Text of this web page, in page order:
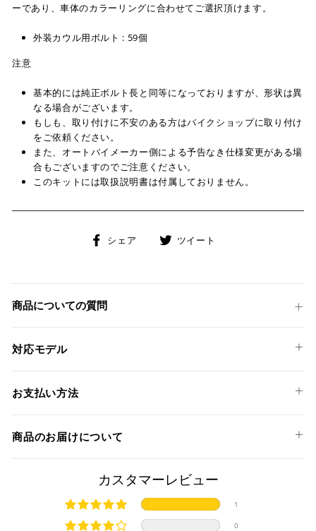
ーであり、車体のカラーリングに合わせてご選択頂けます。
外装カウル用ボルト : 59個
注意
基本的には純正ボルト長と同等になっておりますが、形状は異
なる場合がございます。
もしも、取り付けに不安のある方はバイクショップに取り付け
をご依頼ください。
また、オートバイメーカー側による予告なき仕様変更がある場
合もございますのでご注意ください。
このキットには取扱説明書は付属しておりません。
シェア
Facebook
ェ
る
ツイート
稿
商品についての質問
対応モデル
HONDA
CBR600RR '07-08
お支払い方法
クレジットカード
上記クレジットカードをご利用頂けます。
商品のお届けについて
商品発送までの日数について
ご希望商品の在庫状況により異なります。 詳しくは該当商品
ページよりご希望のカラー、材質等(オプションがある場合)を
カスタマーレビュー
1
0